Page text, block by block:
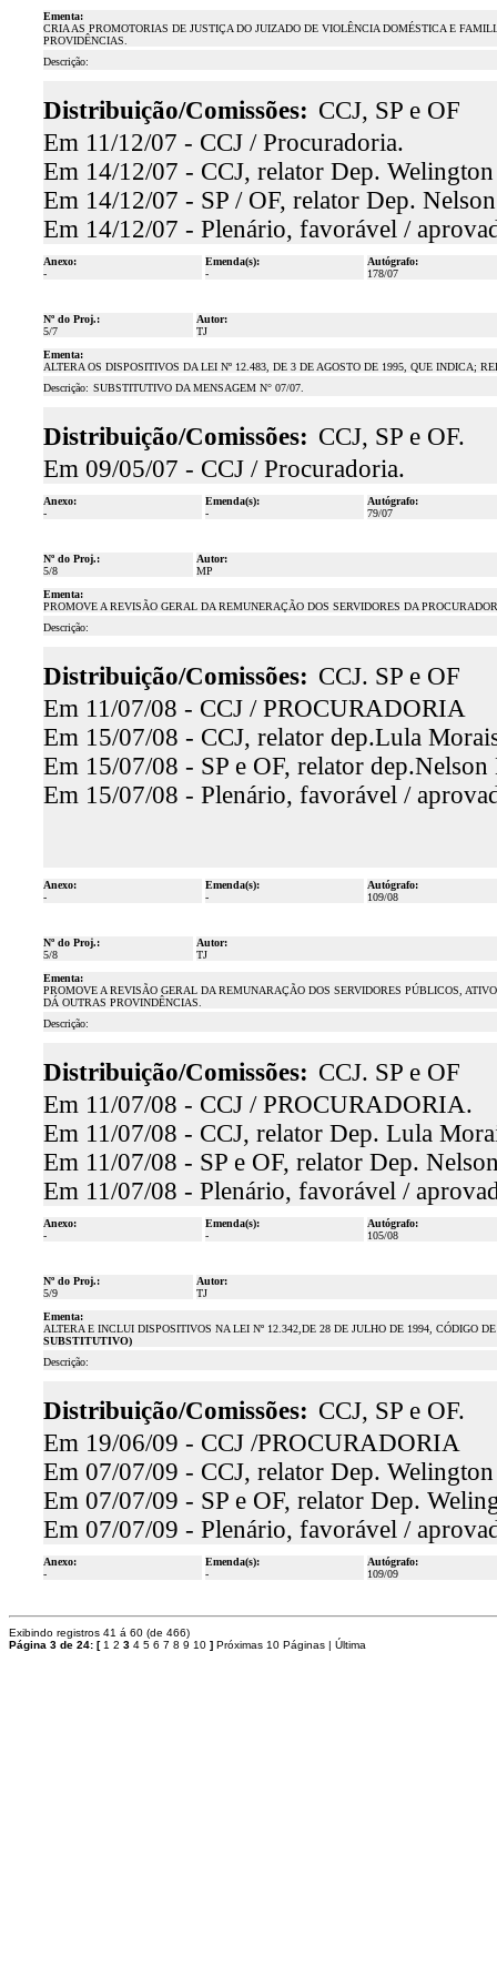
Ementa:
CRIA AS PROMOTORIAS DE JUSTIÇA DO JUIZADO DE VIOLÊNCIA DOMÉSTICA E
PROVIDÊNCIAS.
Descrição:
Distribuição/Comissões: CCJ, SP e OF
Em 11/12/07 - CCJ / Procuradoria.
Em 14/12/07 - CCJ, relator Dep.
Em 14/12/07 - SP / OF, relator Dep.
Em 14/12/07 - Plenário, favorável /
Anexo:
-
Emenda(s):
-
Autógrafo:
178/07
Nº do Proj.:
5/7
Autor:
TJ
Ementa:
ALTERA OS DISPOSITIVOS DA LEI Nº 12.483, DE 3 DE AGOSTO DE 1995, QUE INDICA;
Descrição: SUBSTITUTIVO DA MENSAGEM N° 07/07.
Distribuição/Comissões: CCJ, SP e OF.
Em 09/05/07 - CCJ / Procuradoria.
Anexo:
-
Emenda(s):
-
Autógrafo:
79/07
Nº do Proj.:
5/8
Autor:
MP
Ementa:
PROMOVE A REVISÃO GERAL DA REMUNERAÇÃO DOS SERVIDORES DA
Descrição:
Distribuição/Comissões: CCJ. SP e OF
Em 11/07/08 - CCJ / PROCURADORIA
Em 15/07/08 - CCJ, relator dep.Lula
Em 15/07/08 - SP e OF, relator
Em 15/07/08 - Plenário, favorável /
Anexo:
-
Emenda(s):
-
Autógrafo:
109/08
Nº do Proj.:
5/8
Autor:
TJ
Ementa:
PROMOVE A REVISÃO GERAL DA REMUNARAÇÃO DOS SERVIDORES PÚBLICOS,
DÁ OUTRAS PROVINDÊNCIAS.
Descrição:
Distribuição/Comissões: CCJ. SP e OF
Em 11/07/08 - CCJ / PROCURADORIA.
Em 11/07/08 - CCJ, relator Dep. Lula
Em 11/07/08 - SP e OF, relator Dep.
Em 11/07/08 - Plenário, favorável /
Anexo:
-
Emenda(s):
-
Autógrafo:
105/08
Nº do Proj.:
5/9
Autor:
TJ
Ementa:
ALTERA E INCLUI DISPOSITIVOS NA LEI Nº 12.342,DE 28 DE JULHO DE 1994,
SUBSTITUTIVO)
Descrição:
Distribuição/Comissões: CCJ, SP e OF.
Em 19/06/09 - CCJ /PROCURADORIA
Em 07/07/09 - CCJ, relator Dep.
Em 07/07/09 - SP e OF, relator Dep.
Em 07/07/09 - Plenário, favorável /
Anexo:
-
Emenda(s):
-
Autógrafo:
109/09
Exibindo registros 41 á 60 (de 466)
Página 3 de 24: [ 1 2 3 4 5 6 7 8 9 10 ] Próximas 10 Páginas | Última